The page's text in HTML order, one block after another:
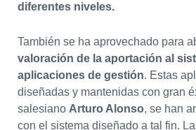
diferentes niveles.
También se ha aprovechado para
valoración de la aportación al
aplicaciones de gestión. Estas
diseñadas y mantenidas con gran
salesiano Arturo Alonso, se han
con el sistema diseñado a tal fin.